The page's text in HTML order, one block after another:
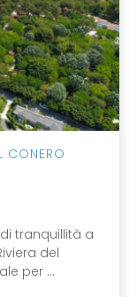
CONERO
tranquillità a
del
per ...